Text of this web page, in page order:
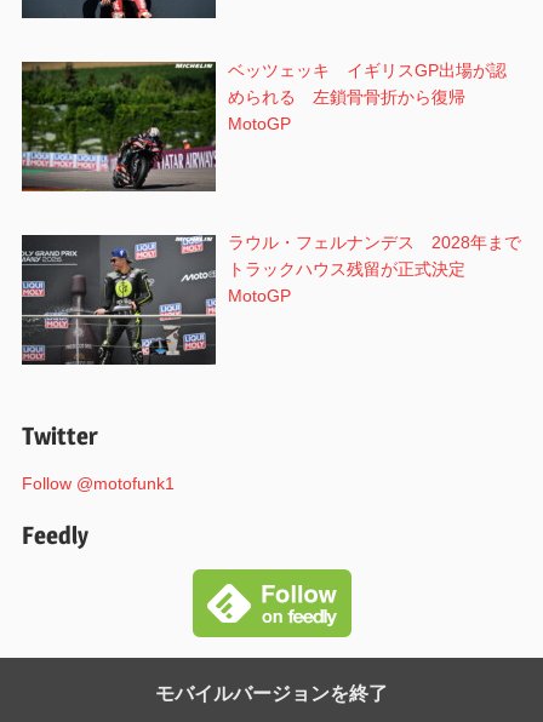
ベッツェッキ イギリスGP出場が認
められる 左鎖骨骨折から復帰
MotoGP
ラウル・フェルナンデス 2028年まで
トラックハウス残留が正式決定
MotoGP
Twitter
Follow @motofunk1
Feedly
モバイルバージョンを終了